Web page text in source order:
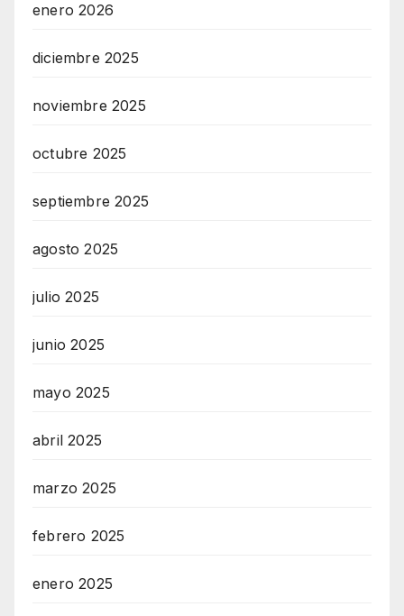
enero 2026
diciembre 2025
noviembre 2025
octubre 2025
septiembre 2025
agosto 2025
julio 2025
junio 2025
mayo 2025
abril 2025
marzo 2025
febrero 2025
enero 2025